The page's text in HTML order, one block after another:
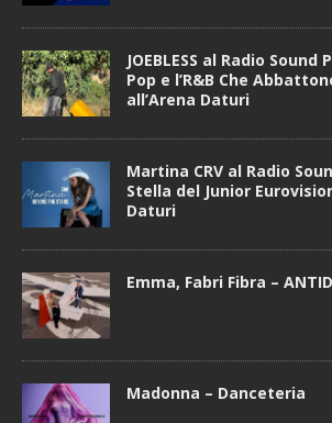
JOEBLESS al Radio Sound
Pop e l’R&B Che
all’Arena Daturi
Martina CRV al Radio
Stella del Junior
Daturi
Emma, Fabri Fibra –
Madonna – Danceteria